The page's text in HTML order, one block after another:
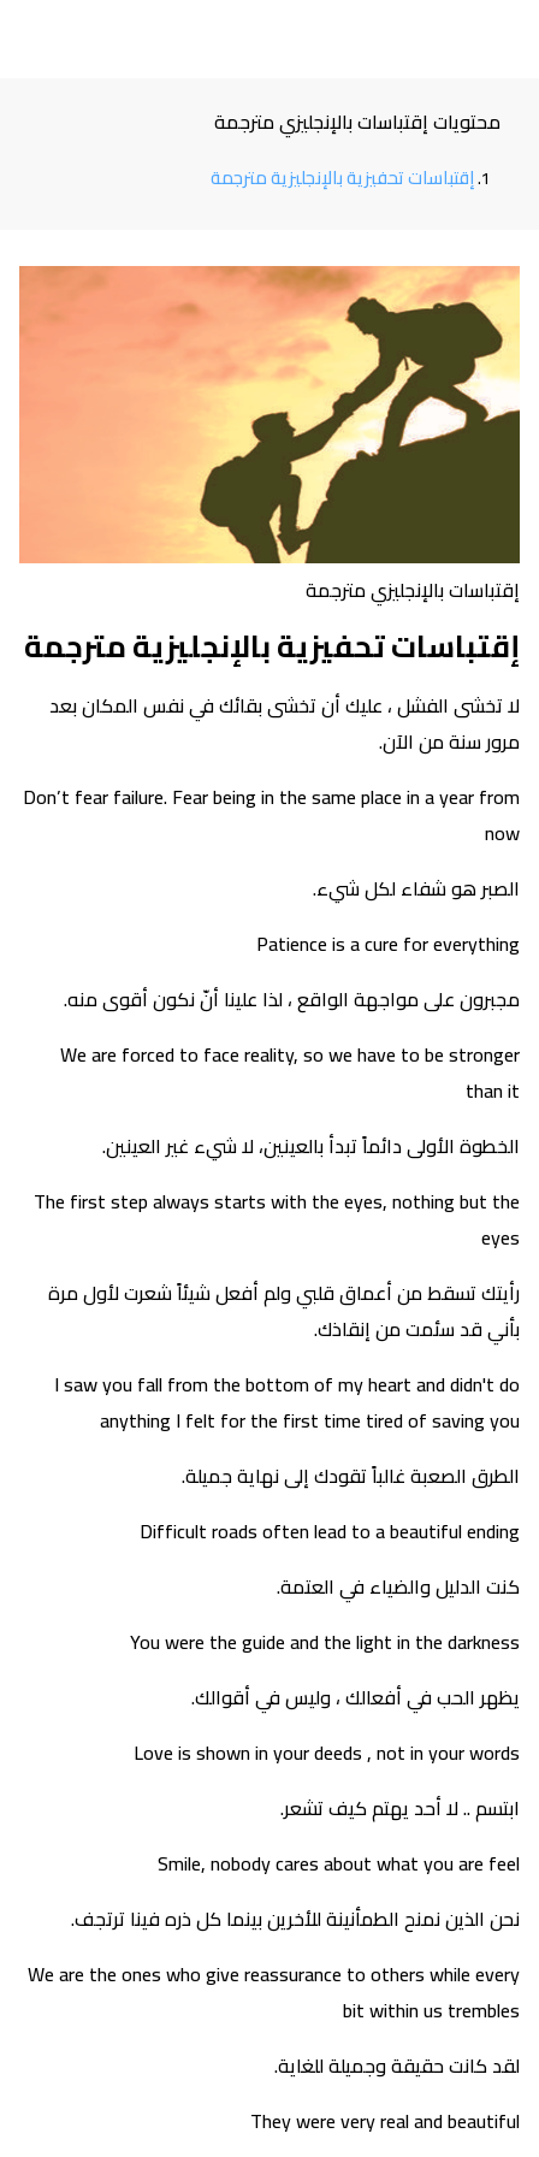
محتويات إقتباسات بالإنجليزي مترجمة
إقتباسات تحفيزية بالإنجليزية مترجمة
إقتباسات بالإنجليزي مترجمة
إقتباسات تحفيزية بالإنجليزية مترجمة
لا تخشى الفشل ، عليك أن تخشى بقائك في نفس المكان بعد
مرور سنة من الآن.
Don’t fear failure. Fear being in the same place in a year from
now
الصبر هو شفاء لكل شيء.
Patience is a cure for everything
مجبرون على مواجهة الواقع ، لذا علينا أنّ نكون أقوى منه.
We are forced to face reality, so we have to be stronger
than it
الخطوة الأولى دائماً تبدأ بالعينين، لا شيء غير العينين.
The first step always starts with the eyes, nothing but the
eyes
رأيتك تسقط من أعماق قلبي ولم أفعل شيئاً شعرت لأول مرة
بأني قد سئمت من إنقاذك.
I saw you fall from the bottom of my heart and didn't do
anything I felt for the first time tired of saving you
الطرق الصعبة غالباً تقودك إلى نهاية جميلة.
Difficult roads often lead to a beautiful ending
كنت الدليل والضياء في العتمة.
You were the guide and the light in the darkness
يظهر الحب في أفعالك ، وليس في أقوالك.
Love is shown in your deeds , not in your words
ابتسم .. لا أحد يهتم كيف تشعر.
Smile, nobody cares about what you are feel
نحن الذين نمنح الطمأنينة للأخرين بينما كل ذره فينا ترتجف.
We are the ones who give reassurance to others while every
bit within us trembles
لقد كانت حقيقة وجميلة للغاية.
They were very real and beautiful